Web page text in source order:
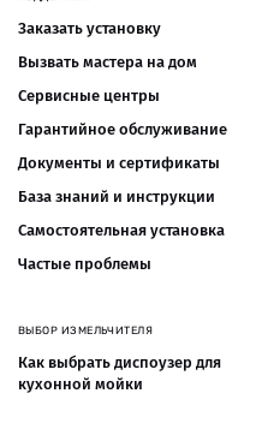
Заказать установку
Вызвать мастера на дом
Сервисные центры
Гарантийное обслуживание
Документы и сертификаты
База знаний и инструкции
Самостоятельная установка
Частые проблемы
ВЫБОР ИЗМЕЛЬЧИТЕЛЯ
Как выбрать диспоузер для
кухонной мойки